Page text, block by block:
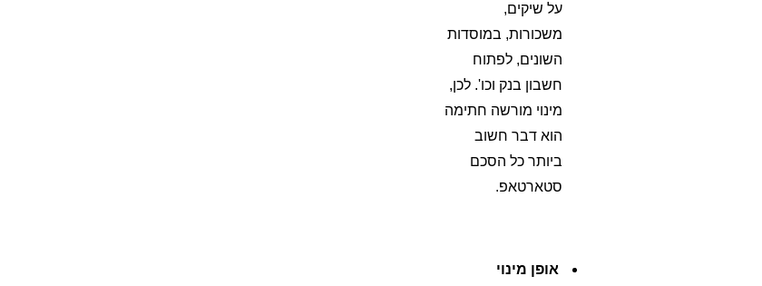
על שיקים,
משכורות, במוסדות
השונים, לפתוח
חשבון בנק וכו'. לכן,
מינוי מורשה חתימה
הוא דבר חשוב
ביותר כל הסכם
סטארטאפ.
אופן מינוי